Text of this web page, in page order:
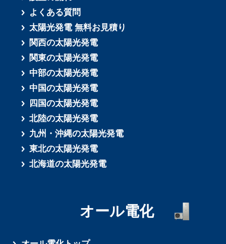
よくある質問
太陽光発電 無料お見積り
関西の太陽光発電
関東の太陽光発電
中部の太陽光発電
中国の太陽光発電
四国の太陽光発電
北陸の太陽光発電
九州・沖縄の太陽光発電
東北の太陽光発電
北海道の太陽光発電
オール電化